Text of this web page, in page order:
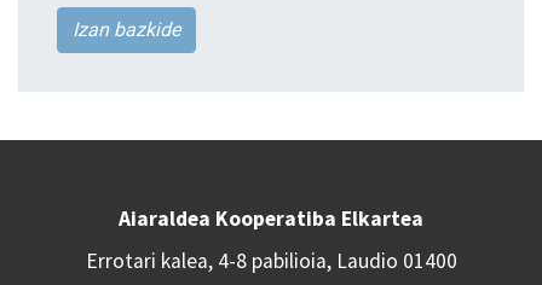
Izan bazkide
Aiaraldea Kooperatiba Elkartea
Errotari kalea, 4-8 pabilioia, Laudio 01400